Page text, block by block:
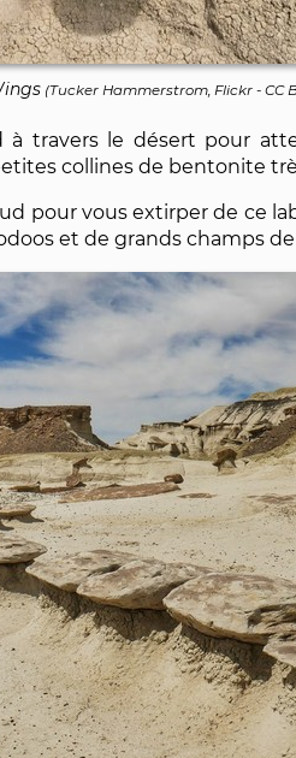
(Tucker Hammerstrom, Flickr- CC
travers le désert pour
collines de bentonite
pour vous extirper de ce
et de grands champs